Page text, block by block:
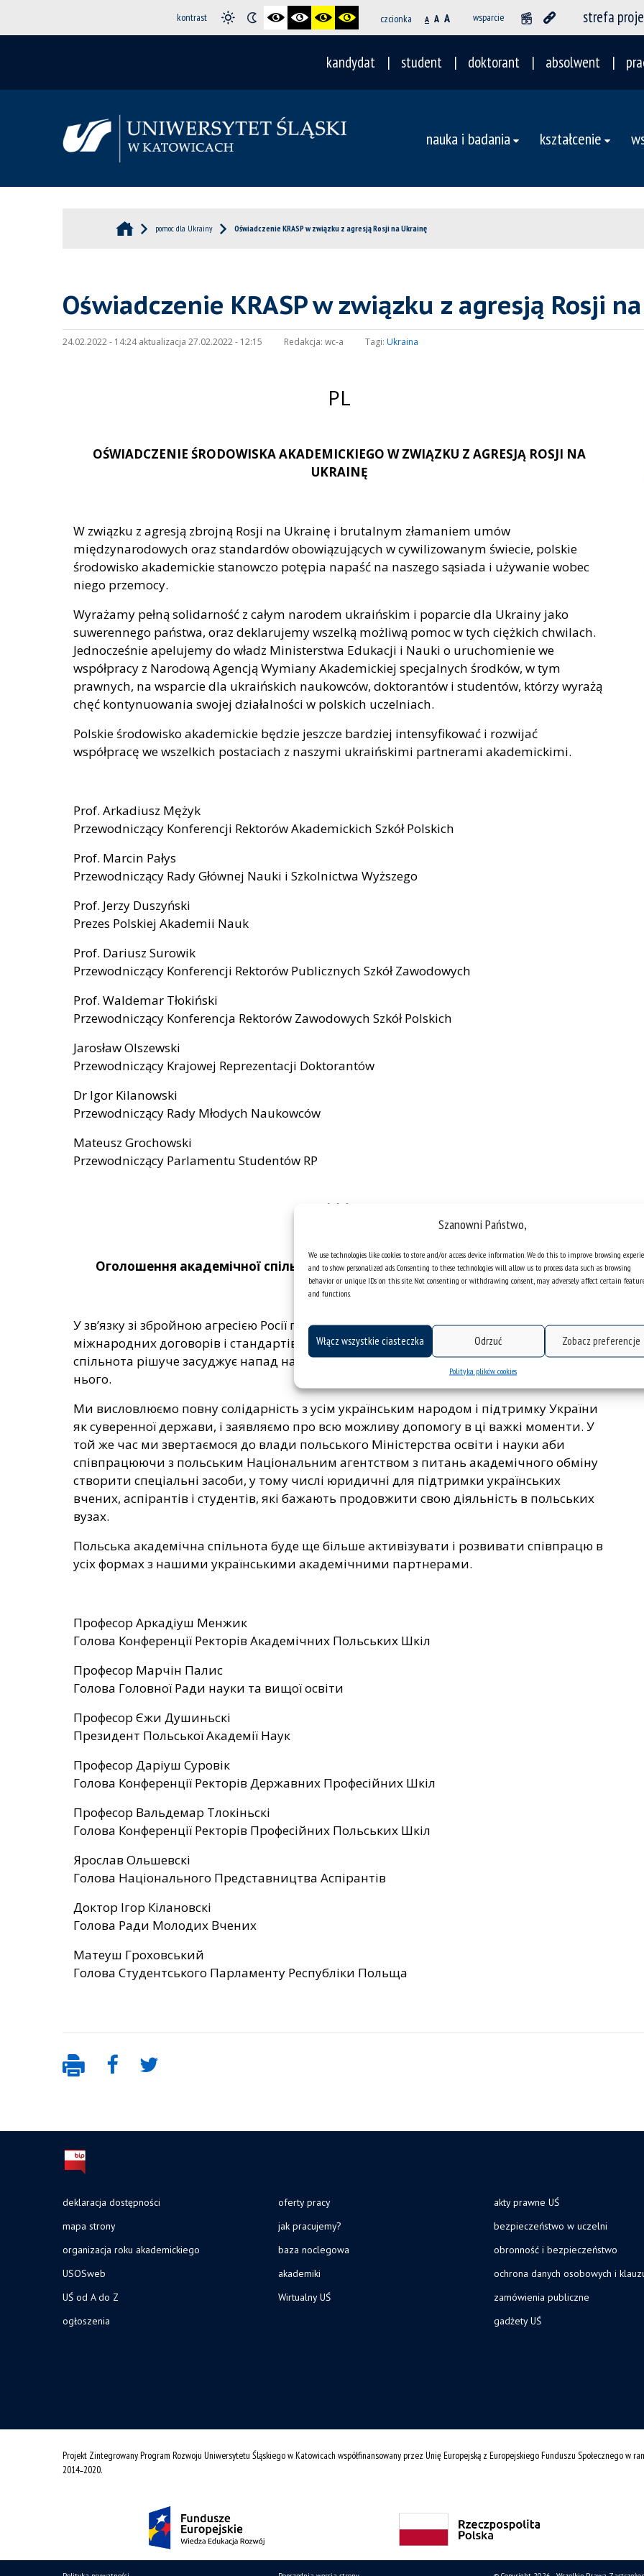
Szanowni Państwo,
We use technologies like cookies to store and/or access device information. We do this to improve browsing
and to show personalized ads. Consenting to these technologies will allow us to process data such as browsing
behavior or unique IDs on this site. Not consenting or withdrawing consent, may adversely affect certain
and functions.
Włącz wszystkie ciasteczka Odrzuć Zobacz preferencje
Polityka plików cookies
kontrast czcionka A A A wsparcie strefa
kandydat student doktorant absolwent
nauka i badania kształcenie
pomoc dla Ukrainy Oświadczenie KRASP w związku z agresją Rosji na Ukrainę
Oświadczenie KRASP w związku z agresją Rosji
24.02.2022 - 14:24 aktualizacja 27.02.2022 - 12:15 Redakcja: wc-a Tagi: Ukraina
PL
OŚWIADCZENIE ŚRODOWISKA AKADEMICKIEGO W ZWIĄZKU Z AGRESJĄ ROSJI NA
UKRAINĘ
W związku z agresją zbrojną Rosji na Ukrainę i brutalnym złamaniem umów
międzynarodowych oraz standardów obowiązujących w cywilizowanym świecie, polskie
środowisko akademickie stanowczo potępia napaść na naszego sąsiada i używanie wobec
niego przemocy.
Wyrażamy pełną solidarność z całym narodem ukraińskim i poparcie dla Ukrainy jako
suwerennego państwa, oraz deklarujemy wszelką możliwą pomoc w tych ciężkich chwilach.
Jednocześnie apelujemy do władz Ministerstwa Edukacji i Nauki o uruchomienie we
współpracy z Narodową Agencją Wymiany Akademickiej specjalnych środków, w tym
prawnych, na wsparcie dla ukraińskich naukowców, doktorantów i studentów, którzy wyrażą
chęć kontynuowania swojej działalności w polskich uczelniach.
Polskie środowisko akademickie będzie jeszcze bardziej intensyfikować i rozwijać
współpracę we wszelkich postaciach z naszymi ukraińskimi partnerami akademickimi.
Prof. Arkadiusz Mężyk
Przewodniczący Konferencji Rektorów Akademickich Szkół Polskich
Prof. Marcin Pałys
Przewodniczący Rady Głównej Nauki i Szkolnictwa Wyższego
Prof. Jerzy Duszyński
Prezes Polskiej Akademii Nauk
Prof. Dariusz Surowik
Przewodniczący Konferencji Rektorów Publicznych Szkół Zawodowych
Prof. Waldemar Tłokiński
Przewodniczący Konferencja Rektorów Zawodowych Szkół Polskich
Jarosław Olszewski
Przewodniczący Krajowej Reprezentacji Doktorantów
Dr Igor Kilanowski
Przewodniczący Rady Młodych Naukowców
Mateusz Grochowski
Przewodniczący Parlamentu Studentów RP
UA
Оголошення академічної спільноти у зв’язку з агресією Росії проти України
У зв’язку зі збройною агресією Росії проти України і брутальним порушенням
міжнародних договорів і стандартів, діючих в цивілізованому світі, польська наукова
спільнота рішуче засуджує напад на нашого сусіда і використання насильства щодо
нього.
Ми висловлюємо повну солідарність з усім українським народом і підтримку України
як суверенної держави, і заявляємо про всю можливу допомогу в ці важкі моменти. У
той же час ми звертаємося до влади польського Міністерства освіти і науки аби
співпрацюючи з польським Національним агентством з питань академічного обміну
створити спеціальні засоби, у тому числі юридичні для підтримки українських
вчених, аспірантів і студентів, які бажають продовжити свою діяльність в польських
вузах.
Польська академічна спільнота буде ще більше активізувати і розвивати співпрацю в
усіх формах з нашими українськими академічними партнерами.
Професор Аркадіуш Менжик
Голова Конференції Ректорів Академічних Польських Шкіл
Професор Марчін Палис
Голова Головної Ради науки та вищої освіти
Професор Єжи Душиньскі
Президент Польської Академії Наук
Професор Даріуш Суровік
Голова Конференції Ректорів Державних Професійних Шкіл
Професор Вальдемар Тлокіньскі
Голова Конференції Ректорів Професійних Польських Шкіл
Ярослав Ольшевскі
Голова Національного Представництва Аспірантів
Доктор Ігор Кілановскі
Голова Ради Молодих Вчених
Матеуш Гроховський
Голова Студентського Парламенту Республіки Польща
deklaracja dostępności
mapa strony
organizacja roku akademickiego
USOSweb
UŚ od A do Z
ogłoszenia
oferty pracy
jak pracujemy?
baza noclegowa
akademiki
Wirtualny UŚ
akty prawne UŚ
bezpieczeństwo w uczelni
obronność i bezpieczeństwo
ochrona danych osobowych i
zamówienia publiczne
gadżety UŚ
Projekt Zintegrowany Program Rozwoju Uniwersytetu Śląskiego w Katowicach współfinansowany przez Unię Europejską z Europejskiego Funduszu Społecznego w
2014˗2020.